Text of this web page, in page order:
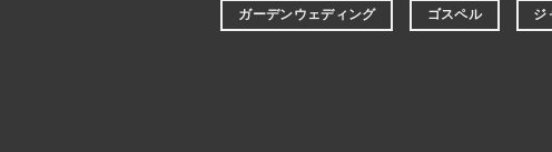
ガーデンウェディング ゴスペル ジ